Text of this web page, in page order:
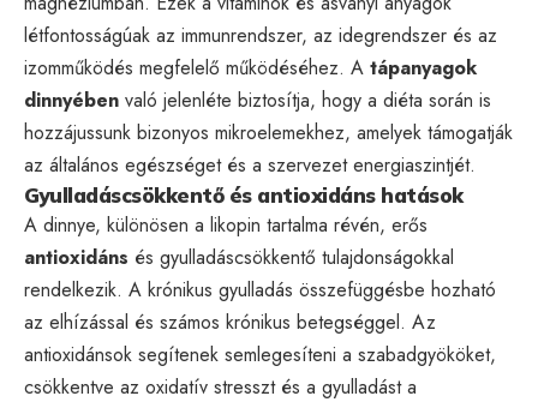
létfontosságúak az immunrendszer, az idegrendszer és az
izomműködés megfelelő működéséhez. A tápanyagok
dinnyében való jelenléte biztosítja, hogy a diéta során is
hozzájussunk bizonyos mikroelemekhez, amelyek támogatják
az általános egészséget és a szervezet energiaszintjét.
Gyulladáscsökkentő és antioxidáns hatások
A dinnye, különösen a likopin tartalma révén, erős
antioxidáns és gyulladáscsökkentő tulajdonságokkal
rendelkezik. A krónikus gyulladás összefüggésbe hozható
az elhízással és számos krónikus betegséggel. Az
antioxidánsok segítenek semlegesíteni a szabadgyököket,
csökkentve az oxidatív stresszt és a gyulladást a